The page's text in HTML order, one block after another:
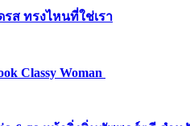
รส ทรงไหนที่ใช่เรา
Classy Woman